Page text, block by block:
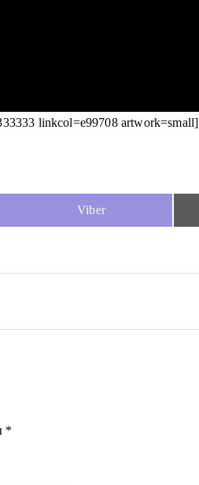
linkcol=e99708 artwork=small]
Share
Viber
*